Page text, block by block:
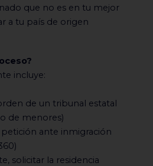
que no es en tu mejor
a tu país de origen
incluye:
de un tribunal estatal
de menores)
petición ante inmigración
solicitar la residencia